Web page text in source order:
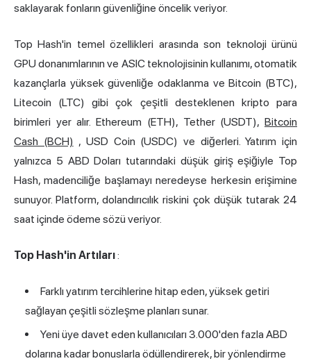
saklayarak fonların güvenliğine öncelik veriyor.
Top Hash'in temel özellikleri arasında son teknoloji ürünü
GPU donanımlarının ve ASIC teknolojisinin kullanımı, otomatik
kazançlarla yüksek güvenliğe odaklanma ve Bitcoin (BTC),
Litecoin (LTC) gibi çok çeşitli desteklenen kripto para
birimleri yer alır. Ethereum (ETH), Tether (USDT), Bitcoin
Cash (BCH) , USD Coin (USDC) ve diğerleri. Yatırım için
yalnızca 5 ABD Doları tutarındaki düşük giriş eşiğiyle Top
Hash, madenciliğe başlamayı neredeyse herkesin erişimine
sunuyor. Platform, dolandırıcılık riskini çok düşük tutarak 24
saat içinde ödeme sözü veriyor.
Top Hash'in Artıları:
Farklı yatırım tercihlerine hitap eden, yüksek getiri
sağlayan çeşitli sözleşme planları sunar.
Yeni üye davet eden kullanıcıları 3.000'den fazla ABD
dolarına kadar bonuslarla ödüllendirerek, bir yönlendirme